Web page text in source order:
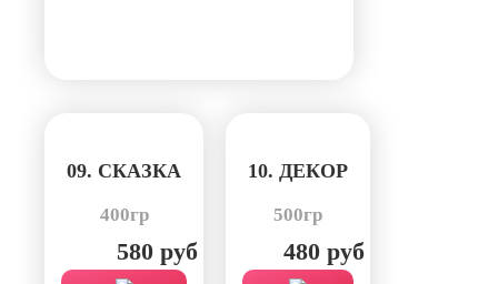
09. СКАЗКА
400гр
580 руб
10. ДЕКОР
500гр
480 руб